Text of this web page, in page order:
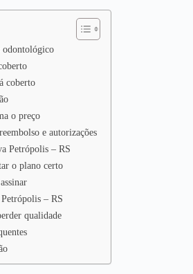
odontológico
coberto
o preço
e autorizações
Petrópolis – RS
o plano certo
– RS
qualidade